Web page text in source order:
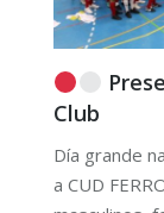
Club
Día grande
a CUD